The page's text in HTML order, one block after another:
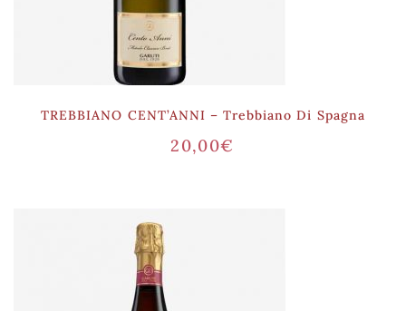
TREBBIANO CENT’ANNI – Trebbiano Di Spagna
20,00€